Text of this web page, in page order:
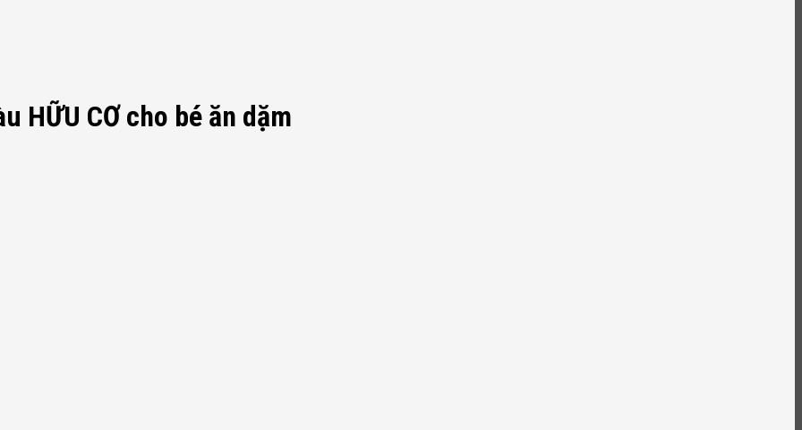
HỮU CƠ cho bé ăn dặm